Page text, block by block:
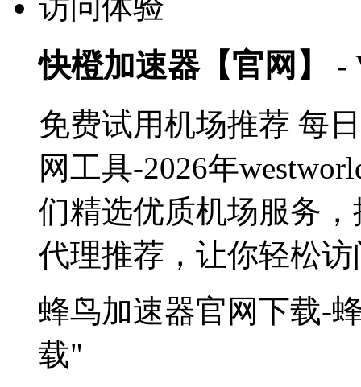
快橙加速器【官网】 -
免费试用机场推荐 每
网工具-2026年
们精选优质机场服务
代理推荐，让你轻松
蜂鸟加速器官网下载-
载"